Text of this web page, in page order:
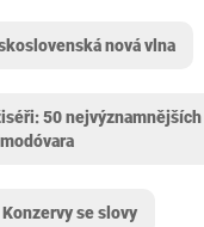
nová vlna
50 nejvýznamnějších
se slovy